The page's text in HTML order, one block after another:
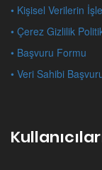
• Kişisel Verilerin
• Çerez Gizlilik
• Başvuru Formu
• Veri Sahibi